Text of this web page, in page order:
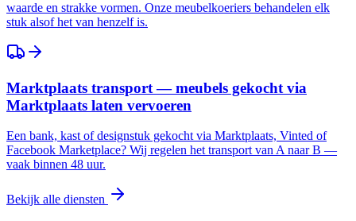
waarde en strakke vormen. Onze meubelkoeriers behandelen elk
stuk alsof het van henzelf is.
Marktplaats transport — meubels gekocht via
Marktplaats laten vervoeren
Een bank, kast of designstuk gekocht via Marktplaats, Vinted of
Facebook Marketplace? Wij regelen het transport van A naar B —
vaak binnen 48 uur.
Bekijk alle diensten